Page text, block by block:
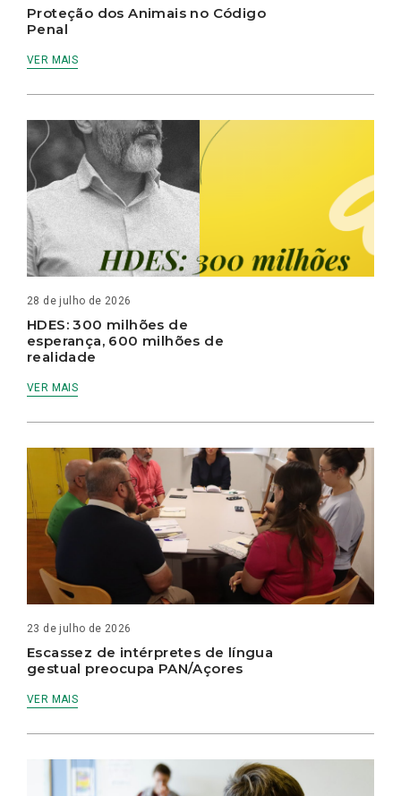
Proteção dos Animais no Código
Penal
VER MAIS
28 de julho de 2026
HDES: 300 milhões de
esperança, 600 milhões de
realidade
VER MAIS
23 de julho de 2026
Escassez de intérpretes de língua
gestual preocupa PAN/Açores
VER MAIS